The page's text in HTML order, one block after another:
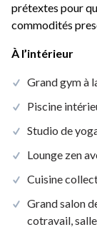
prétextes pour
commodités
À l’intérieur
Grand gym à
Piscine
Studio de
Lounge zen
Cuisine
Grand salon
cotravail,